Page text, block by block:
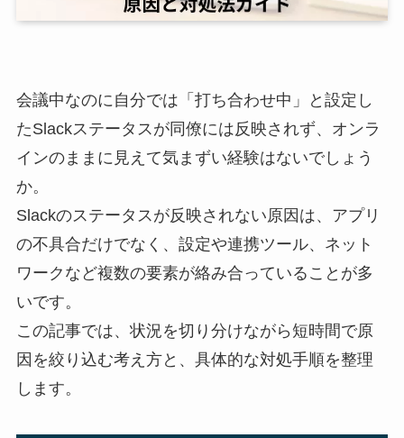
会議中なのに自分では「打ち合わせ中」と設定し
たSlackステータスが同僚には反映されず、オンラ
インのままに見えて気まずい経験はないでしょう
か。
Slackのステータスが反映されない原因は、アプリ
の不具合だけでなく、設定や連携ツール、ネット
ワークなど複数の要素が絡み合っていることが多
いです。
この記事では、状況を切り分けながら短時間で原
因を絞り込む考え方と、具体的な対処手順を整理
します。